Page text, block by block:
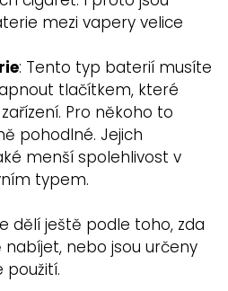
mezi vapery velice
: Tento typ baterií musíte
tlačítkem, které
Pro někoho to
pohodlné. Jejich
menší spolehlivost v
typem.
dělí ještě podle toho, zda
nebo jsou určeny
použití.